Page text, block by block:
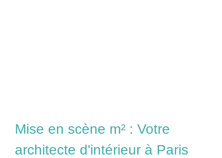
Mise en scène m² : Votre
architecte d'intérieur à Paris